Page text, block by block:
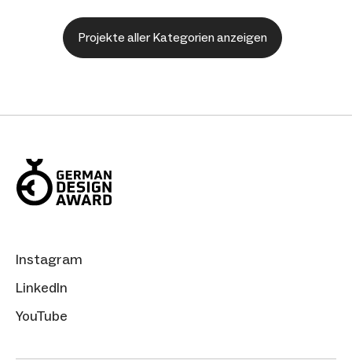
Projekte aller Kategorien anzeigen
Instagram
LinkedIn
YouTube